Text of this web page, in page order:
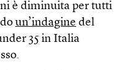
è diminuita per tutti
un’indagine del
35 in Italia